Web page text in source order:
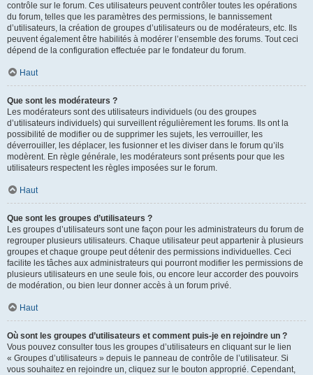
contrôle sur le forum. Ces utilisateurs peuvent contrôler toutes les opérations
du forum, telles que les paramètres des permissions, le bannissement
d’utilisateurs, la création de groupes d’utilisateurs ou de modérateurs, etc. Ils
peuvent également être habilités à modérer l’ensemble des forums. Tout ceci
dépend de la configuration effectuée par le fondateur du forum.
Haut
Que sont les modérateurs ?
Les modérateurs sont des utilisateurs individuels (ou des groupes
d’utilisateurs individuels) qui surveillent régulièrement les forums. Ils ont la
possibilité de modifier ou de supprimer les sujets, les verrouiller, les
déverrouiller, les déplacer, les fusionner et les diviser dans le forum qu’ils
modèrent. En règle générale, les modérateurs sont présents pour que les
utilisateurs respectent les règles imposées sur le forum.
Haut
Que sont les groupes d’utilisateurs ?
Les groupes d’utilisateurs sont une façon pour les administrateurs du forum de
regrouper plusieurs utilisateurs. Chaque utilisateur peut appartenir à plusieurs
groupes et chaque groupe peut détenir des permissions individuelles. Ceci
facilite les tâches aux administrateurs qui pourront modifier les permissions de
plusieurs utilisateurs en une seule fois, ou encore leur accorder des pouvoirs
de modération, ou bien leur donner accès à un forum privé.
Haut
Où sont les groupes d’utilisateurs et comment puis-je en rejoindre un ?
Vous pouvez consulter tous les groupes d’utilisateurs en cliquant sur le lien
« Groupes d’utilisateurs » depuis le panneau de contrôle de l’utilisateur. Si
vous souhaitez en rejoindre un, cliquez sur le bouton approprié. Cependant,